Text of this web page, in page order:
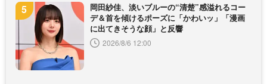
岡田紗佳、淡いブルーの“清楚”感溢れるコー
デ＆首を傾けるポーズに「かわいッ」「漫画
に出てきそうな顔」と反響
2026/8/6 12:00